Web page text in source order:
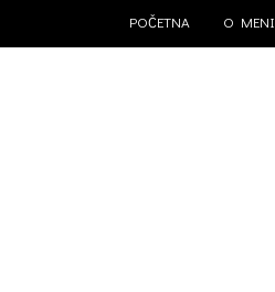
POČETNA O MENI